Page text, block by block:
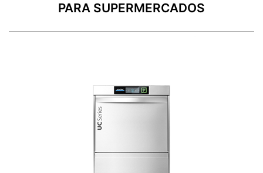
PARA SUPERMERCADOS